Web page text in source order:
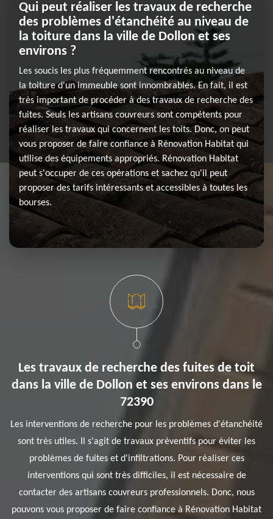
Qui peut réaliser les travaux de recherche
des problèmes d'étanchéité au niveau de
la toiture dans la ville de Dollon et ses
environs ?
Les soucis les plus fréquemment rencontrés au niveau de
la toiture d'un immeuble sont innombrables. En fait, il est
très important de procéder à des travaux de recherche des
fuites. Seuls les artisans couvreurs sont compétents pour
réaliser les travaux qui concernent les toits. Donc, on peut
vous proposer de faire confiance à Rénovation Habitat qui
utilise des équipements appropriés. Rénovation Habitat
peut s'occuper de ces opérations et sachez qu'il peut
proposer des tarifs intéressants et accessibles à toutes les
bourses.
Les travaux de recherche des fuites de toit
dans la ville de Dollon et ses environs dans le
72390
Les interventions de recherche pour les problèmes d'étanchéité
sont très utiles. Il s'agit de travaux préventifs pour éviter les
problèmes de fuites et d'infiltrations. Pour réaliser ces
interventions qui sont très difficiles, il est nécessaire de
contacter des artisans couvreurs professionnels. Donc, nous
pouvons vous proposer de faire confiance à Rénovation Habitat